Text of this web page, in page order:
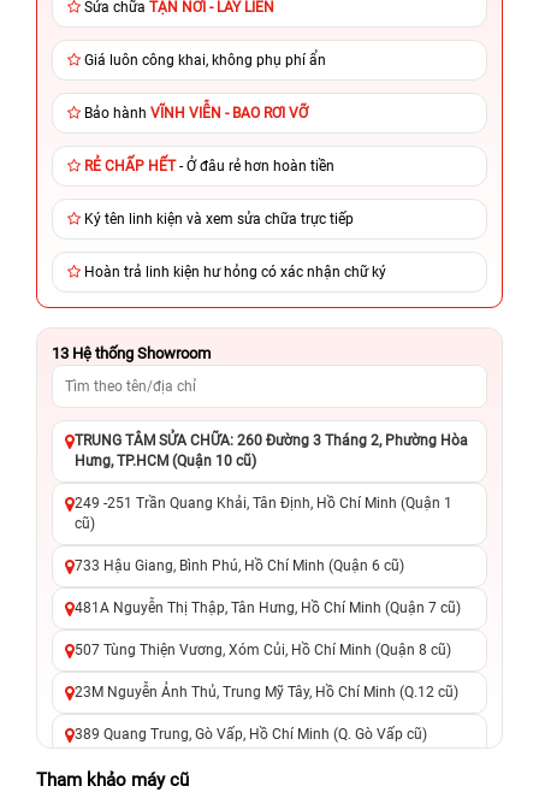
Sửa chữa TẬN NƠI - LẤY LIỀN
Giá luôn công khai, không phụ phí ẩn
Bảo hành VĨNH VIỄN - BAO RƠI VỠ
RẺ CHẤP HẾT- Ở đâu rẻ hơn hoàn tiền
Ký tên linh kiện và xem sửa chữa trực tiếp
Hoàn trả linh kiện hư hỏng có xác nhận chữ ký
13 Hệ thống Showroom
TRUNG TÂM SỬA CHỮA: 260 Đường 3 Tháng 2, Phường Hòa
Hưng, TP.HCM (Quận 10 cũ)
249 -251 Trần Quang Khải, Tân Định, Hồ Chí Minh (Quận 1
cũ)
733 Hậu Giang, Bình Phú, Hồ Chí Minh (Quận 6 cũ)
481A Nguyễn Thị Thập, Tân Hưng, Hồ Chí Minh (Quận 7 cũ)
507 Tùng Thiện Vương, Xóm Củi, Hồ Chí Minh (Quận 8 cũ)
23M Nguyễn Ảnh Thủ, Trung Mỹ Tây, Hồ Chí Minh (Q.12 cũ)
389 Quang Trung, Gò Vấp, Hồ Chí Minh (Q. Gò Vấp cũ)
625 - 625A Âu Cơ, Tân Phú, Hồ Chí Minh (Quận Tân Phú cũ)
Tham khảo máy cũ